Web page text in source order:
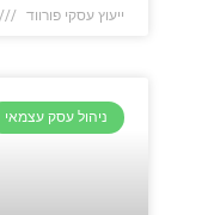
ייעוץ עסקי פורווד
ניהול עסק עצמאי